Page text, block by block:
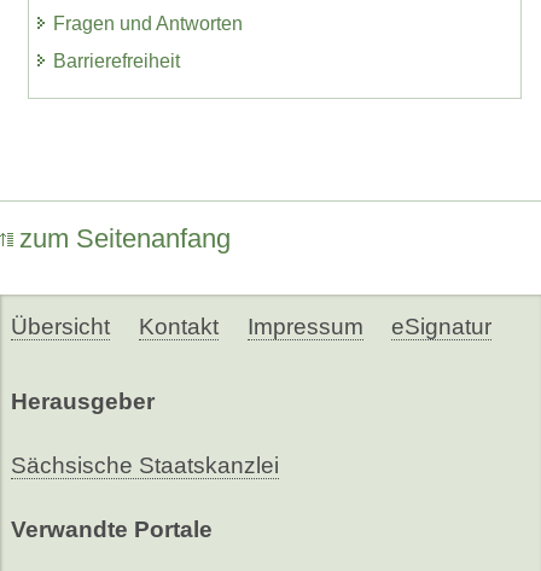
Fragen und Antworten
Barrierefreiheit
zum Seitenanfang
Übersicht Kontakt Impressum eSignatur
Herausgeber
Sächsische Staatskanzlei
Verwandte Portale